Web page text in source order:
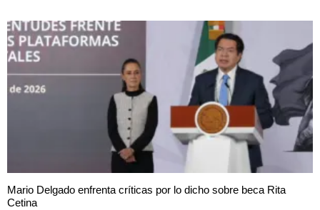
Mario Delgado enfrenta críticas por lo dicho sobre beca Rita
Cetina